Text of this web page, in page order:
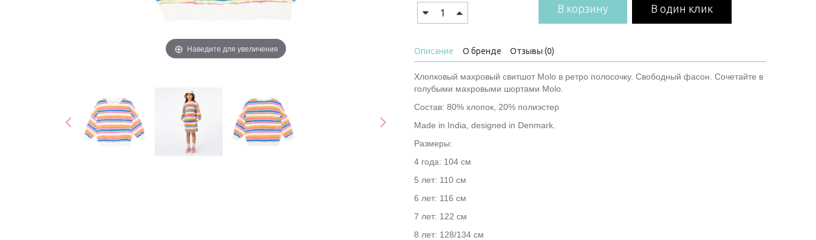
Наведите для увеличения
В корзину В один клик
Описание О бренде Отзывы (0)
Хлопковый махровый свитшот Molo в ретро полосочку. Свободный фасон. Сочетайте в
голубыми махровыми шортами Molo.
Состав: 80% хлопок, 20% полиэстер
Made in India, designed in Denmark.
Размеры:
4 года: 104 см
5 лет: 110 см
6 лет: 116 см
7 лет: 122 см
8 лет: 128/134 см